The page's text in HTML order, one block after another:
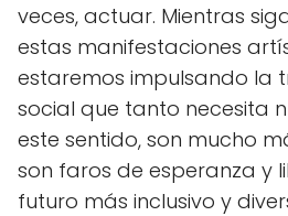
veces, actuar. Mientras
estas manifestaciones
estaremos impulsando la
social que tanto necesita
este sentido, son mucho
son faros de esperanza y
futuro más inclusivo y